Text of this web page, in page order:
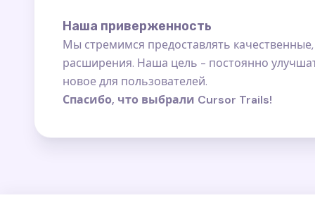
Наша приверженность
Мы стремимся предоставлять
расширения. Наша цель - постоянно
новое для пользователей.
Спасибо, что выбрали Cursor Trails!